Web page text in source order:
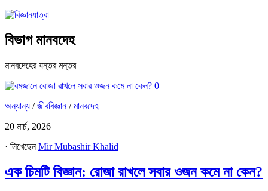
বিভাগমানবদেহ
মানবদেহের যন্তর মন্তর
0
অন্যান্য /জীববিজ্ঞান/মানবদেহ
20 মার্চ, 2026
· লিখেছেনMir Mubashir Khalid
এক চিমটি বিজ্ঞান: রোজা রাখলে সবার ওজন কমে না কেন?